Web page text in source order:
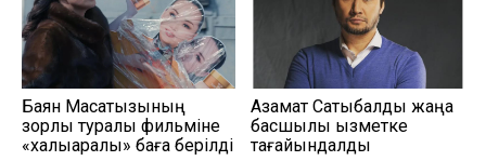
Баян Мақсатқызының
зорлық туралы фильміне
«халықаралық» баға берілді
Азамат Сатыбалды жаңа
басшылық қызметке
тағайындалды